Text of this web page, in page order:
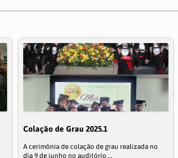
Colação de Grau 2025.1
A cerimônia de colação de grau realizada no
dia 9 de junho no auditório ...